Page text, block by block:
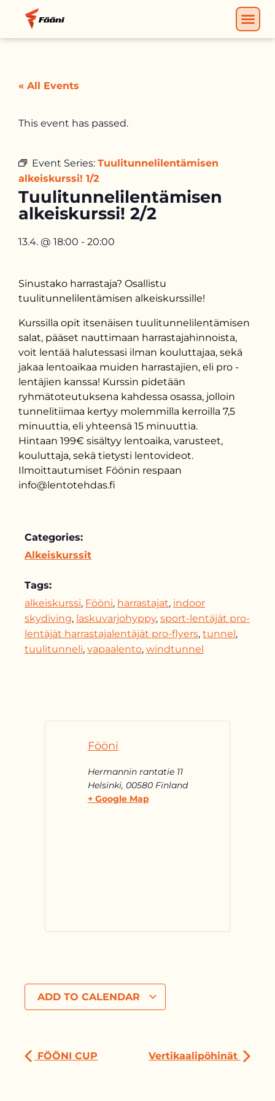
« All Events
This event has passed.
Event Series: Tuulitunnelilentämisen
alkeiskurssi! 1/2
Tuulitunnelilentämisen
alkeiskurssi! 2/2
13.4. @ 18:00 - 20:00
Sinustako harrastaja? Osallistu
tuulitunnelilentämisen alkeiskurssille!
Kurssilla opit itsenäisen tuulitunnelilentämisen
salat, pääset nauttimaan harrastajahinnoista,
voit lentää halutessasi ilman kouluttajaa, sekä
jakaa lentoaikaa muiden harrastajien, eli pro -
lentäjien kanssa! Kurssin pidetään
ryhmätoteutuksena kahdessa osassa, jolloin
tunnelitiimaa kertyy molemmilla kerroilla 7,5
minuuttia, eli yhteensä 15 minuuttia.
Hintaan 199€ sisältyy lentoaika, varusteet,
kouluttaja, sekä tietysti lentovideot.
Ilmoittautumiset Föönin respaan
info@lentotehdas.fi
Categories:
Alkeiskurssit
Tags:
alkeiskurssi, Fööni, harrastajat, indoor
skydiving, laskuvarjohyppy, sport-lentäjät pro-
lentäjät harrastajalentäjät pro-flyers, tunnel,
tuulitunneli, vapaalento, windtunnel
Fööni
Hermannin rantatie 11
Helsinki, 00580 Finland
+ Google Map
ADD TO CALENDAR
FÖÖNI CUP Vertikaalipöhinät